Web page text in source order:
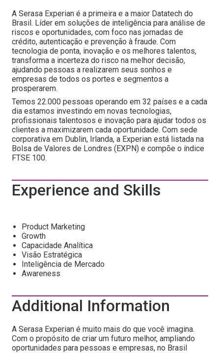
A Serasa Experian é a primeira e a maior Datatech do
Brasil. Líder em soluções de inteligência para análise de
riscos e oportunidades, com foco nas jornadas de
crédito, autenticação e prevenção à fraude. Com
tecnologia de ponta, inovação e os melhores talentos,
transforma a incerteza do risco na melhor decisão,
ajudando pessoas a realizarem seus sonhos e
empresas de todos os portes e segmentos a
prosperarem.
Temos 22.000 pessoas operando em 32 países e a cada
dia estamos investindo em novas tecnologias,
profissionais talentosos e inovação para ajudar todos os
clientes a maximizarem cada oportunidade. Com sede
corporativa em Dublin, Irlanda, a Experian está listada na
Bolsa de Valores de Londres (EXPN) e compõe o índice
FTSE 100.
Experience and Skills
Product Marketing
Growth
Capacidade Analítica
Visão Estratégica
Inteligência de Mercado
Awareness
Additional Information
A Serasa Experian é muito mais do que você imagina.
Com o propósito de criar um futuro melhor, ampliando
oportunidades para pessoas e empresas, no Brasil